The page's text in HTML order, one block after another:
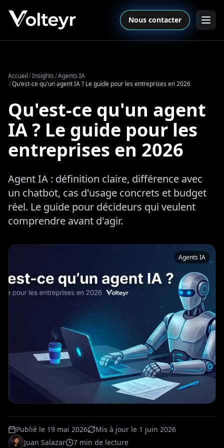
Nous contacter
Accueil/Insights/Agents IA
/Qu'est-ce qu'un agent IA ? Le guide pour les entreprises en 2026
Qu'est-ce qu'un agent
IA ? Le guide pour les
entreprises en 2026
Agent IA : définition claire, différence avec
un chatbot, cas d'usage concrets et budget
réel. Le guide pour décideurs qui veulent
comprendre avant d'agir.
Agents IA
Publié le 19 mai 2026 Mis à jour le 1 juin 2026
Juan Salazar
7 min de lecture